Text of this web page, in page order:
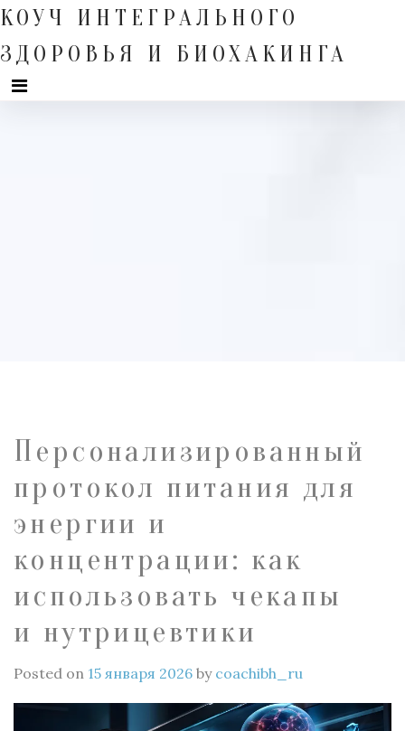
Skip
to
КОУЧ ИНТЕГРАЛЬНОГО
ЗДОРОВЬЯ И БИОХАКИНГА
Персонализированный
протокол питания для
энергии и
концентрации: как
использовать чекапы
и нутрицевтики
Posted on 15 января 2026 by coachibh_ru